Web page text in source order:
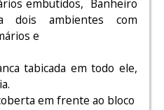
embutidos, Banheiro
dois ambientes com
e
tabicada em todo ele,
em frente ao bloco